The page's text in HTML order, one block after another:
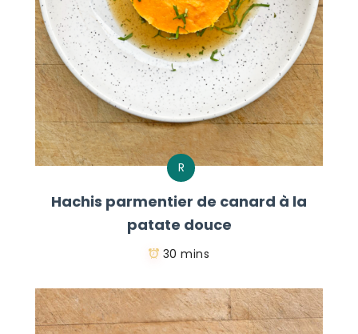
R
Hachis parmentier de canard à la
patate douce
30 mins